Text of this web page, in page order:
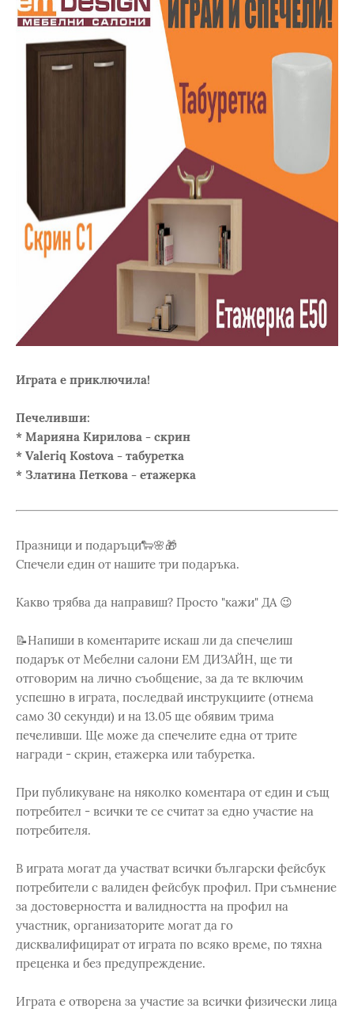
Играта е приключила!
Печеливши:
* Марияна Кирилова - скрин
* Valeriq Kostova - табуретка
* Златина Петкова - етажерка
Празници и подаръци🐑🌸🎁
Спечели един от нашите три подаръка.
Какво трябва да направиш? Просто "кажи" ДА 😉
📝Напиши в коментарите искаш ли да спечелиш
подарък от Мебелни салони ЕМ ДИЗАЙН, ще ти
отговорим на лично съобщение, за да те включим
успешно в играта, последвай инструкциите (отнема
само 30 секунди) и на 13.05 ще обявим трима
печеливши. Ще може да спечелите една от трите
награди - скрин, етажерка или табуретка.
При публикуване на няколко коментара от един и същ
потребител - всички те се считат за едно участие на
потребителя.
В играта могат да участват всички български фейсбук
потребители с валиден фейсбук профил. При съмнение
за достоверността и валидността на профил на
участник, организаторите могат да го
дисквалифицират от играта по всяко време, по тяхна
преценка и без предупреждение.
Играта е отворена за участие за всички физически лица